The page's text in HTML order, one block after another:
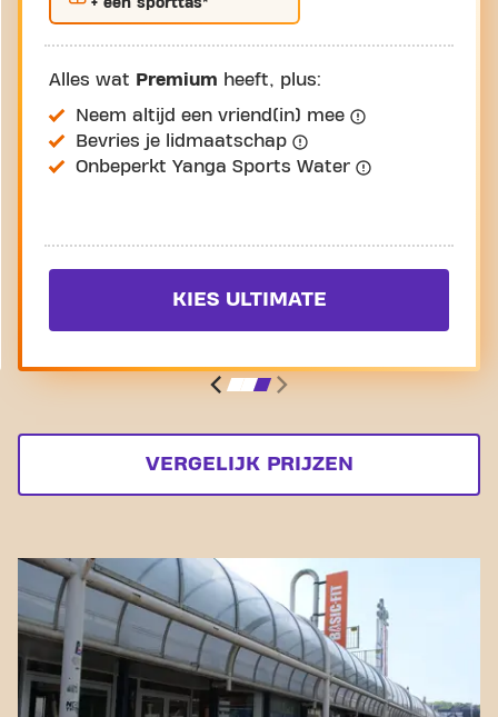
+ een sporttas*
Alles wat Premium heeft, plus:
Neem altijd een vriend(in) mee
Bevries je lidmaatschap
Onbeperkt Yanga Sports Water
KIES ULTIMATE
VERGELIJK PRIJZEN